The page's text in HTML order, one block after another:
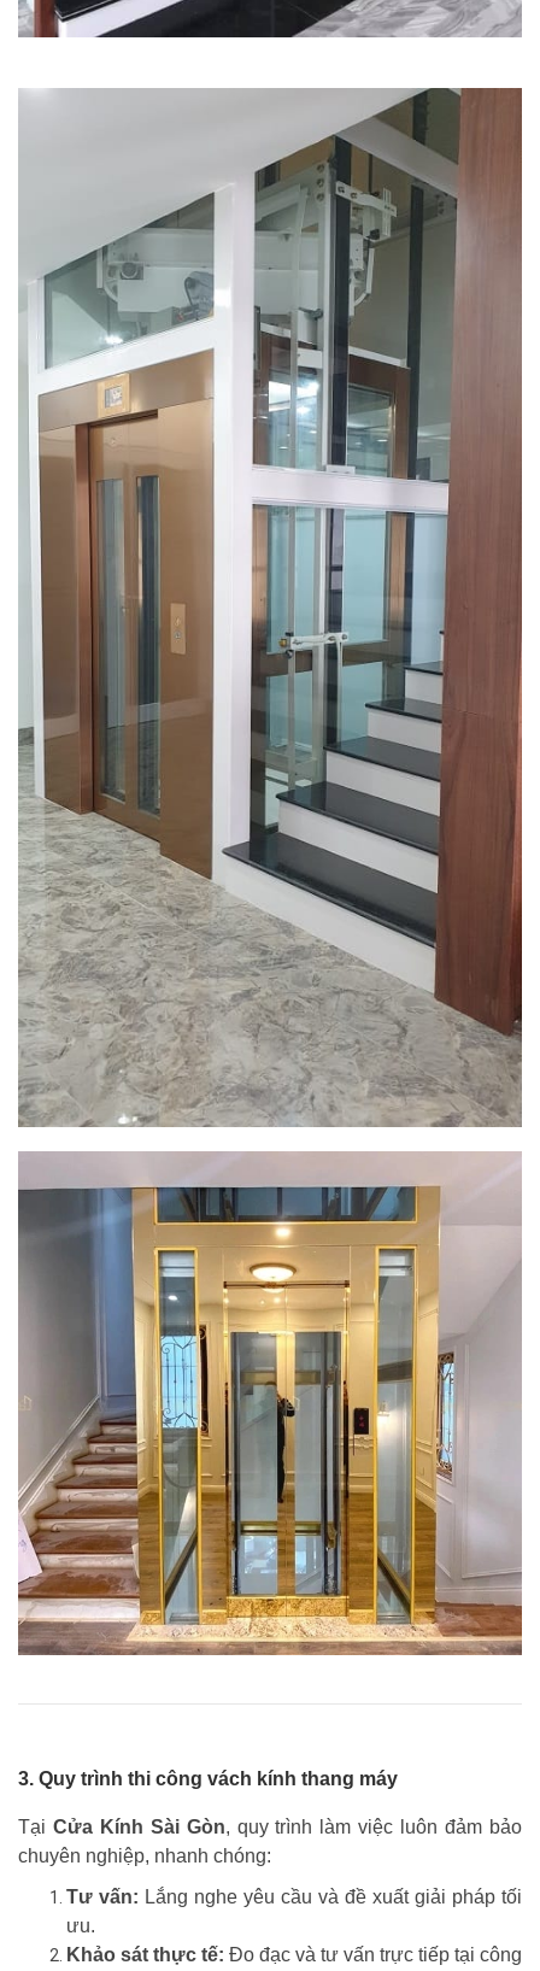
3. Quy trình thi công vách kính thang máy
Tại Cửa Kính Sài Gòn, quy trình làm việc luôn đảm bảo
chuyên nghiệp, nhanh chóng:
Tư vấn: Lắng nghe yêu cầu và đề xuất giải pháp tối
ưu.
Khảo sát thực tế: Đo đạc và tư vấn trực tiếp tại công